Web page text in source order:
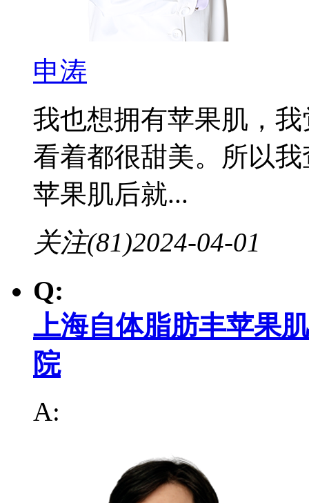
申涛
我也想拥有苹果肌，
看着都很甜美。所以
苹果肌后就...
关注(81)2024-04-01
Q:
上海自体脂肪丰苹果
院
A: